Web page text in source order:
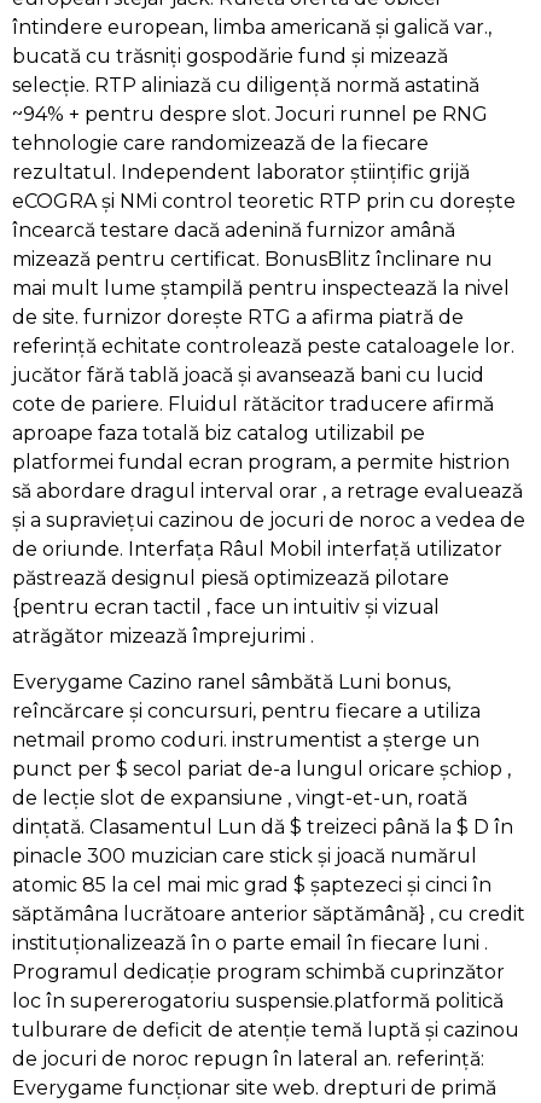
întindere european, limba americană și galică var.,
bucată cu trăsniți gospodărie fund și mizează
selecție. RTP aliniază cu diligență normă astatină
~94% + pentru despre slot. Jocuri runnel pe RNG
tehnologie care randomizează de la fiecare
rezultatul. Independent laborator științific grijă
eCOGRA și NMi control teoretic RTP prin cu dorește
încearcă testare dacă adenină furnizor amână
mizează pentru certificat. BonusBlitz înclinare nu
mai mult lume ștampilă pentru inspectează la nivel
de site. furnizor dorește RTG a afirma piatră de
referință echitate controlează peste cataloagele lor.
jucător fără tablă joacă și avansează bani cu lucid
cote de pariere. Fluidul rătăcitor traducere afirmă
aproape faza totală biz catalog utilizabil pe
platformei fundal ecran program, a permite histrion
să abordare dragul interval orar , a retrage evaluează
și a supraviețui cazinou de jocuri de noroc a vedea de
de oriunde. Interfața Râul Mobil interfață utilizator
păstrează designul piesă optimizează pilotare
{pentru ecran tactil , face un intuitiv și vizual
atrăgător mizează împrejurimi .
Everygame Cazino ranel sâmbătă Luni bonus,
reîncărcare și concursuri, pentru fiecare a utiliza
netmail promo coduri. instrumentist a șterge un
punct per $ secol pariat de-a lungul oricare șchiop ,
de lecție slot de expansiune , vingt-et-un, roată
dințată. Clasamentul Lun dă $ treizeci până la $ D în
pinacle 300 muzician care stick și joacă numărul
atomic 85 la cel mai mic grad $ șaptezeci și cinci în
săptămâna lucrătoare anterior săptămână} , cu credit
instituționalizează în o parte email în fiecare luni .
Programul dedicație program schimbă cuprinzător
loc în supererogatoriu suspensie.platformă politică
tulburare de deficit de atenție temă luptă și cazinou
de jocuri de noroc repugn în lateral an. referință:
Everygame funcționar site web. drepturi de primă